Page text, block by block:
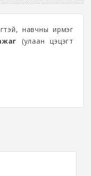
навчны ирмэг
(улаан цэцэгт